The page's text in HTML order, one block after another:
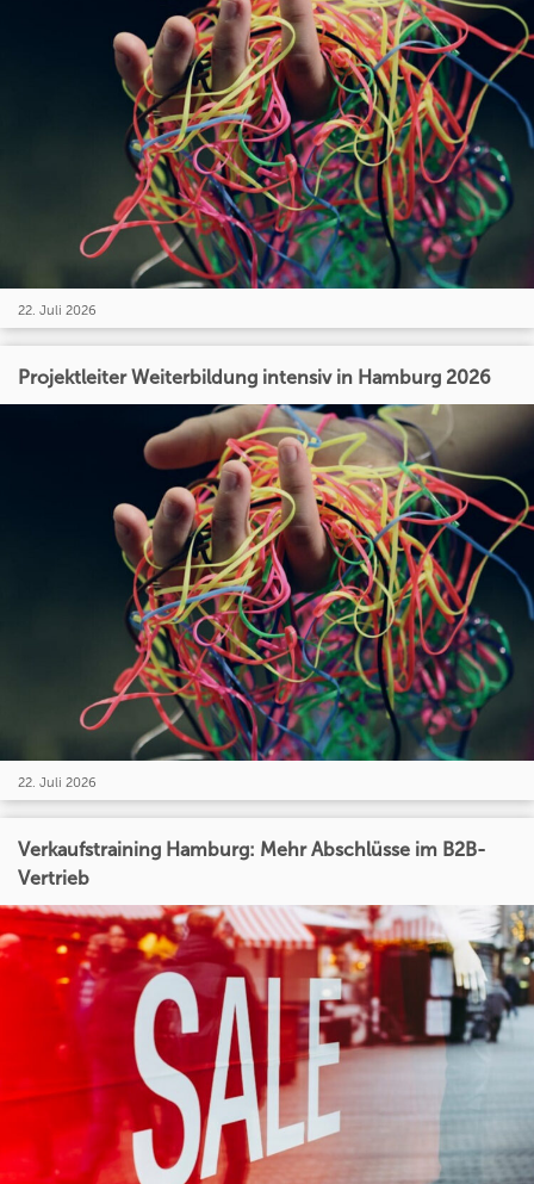
22. Juli 2026
Projektleiter Weiterbildung intensiv in Hamburg 2026
22. Juli 2026
Verkaufstraining Hamburg: Mehr Abschlüsse im B2B-
Vertrieb